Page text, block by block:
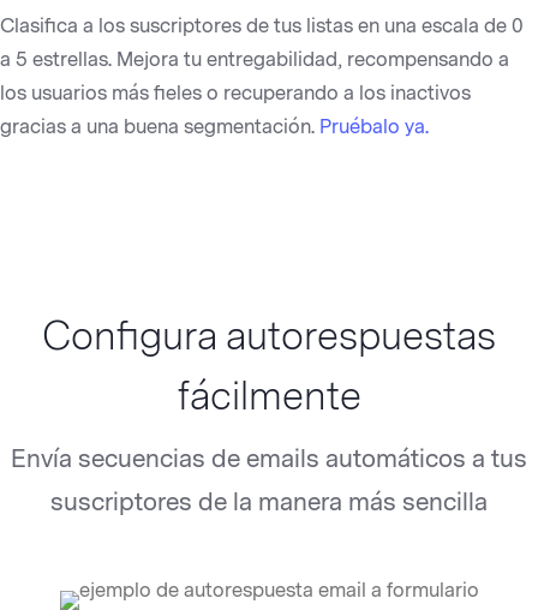
Clasifica a los suscriptores de tus listas en una escala de 0
a 5 estrellas. Mejora tu entregabilidad, recompensando a
los usuarios más fieles o recuperando a los inactivos
gracias a una buena segmentación. Pruébalo ya.
Configura autorespuestas
fácilmente
Envía secuencias de emails automáticos a tus
suscriptores de la manera más sencilla